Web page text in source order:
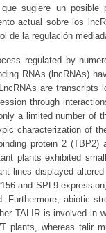
sugiere un
actual sobre los
de la regulación
regulated by
RNAs (lncRNAs)
are transcripts
through
a limited number of
characterization of
protein 2
plants exhibited
lines displayed
and SPL9
Furthermore, abiotic
TALIR is involved in
plants, whereas talir